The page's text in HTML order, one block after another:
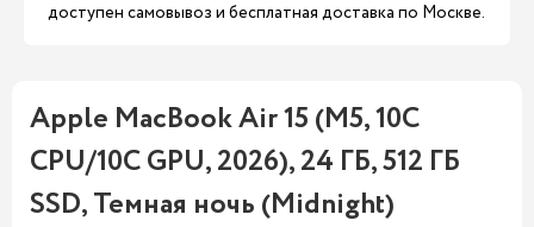
доступен самовывоз и бесплатная доставка по Москве.
Apple MacBook Air 15 (M5, 10C
CPU/10C GPU, 2026), 24 ГБ, 512 ГБ
SSD, Темная ночь (Midnight)